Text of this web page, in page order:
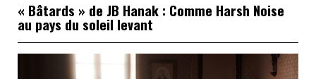
« Bâtards » de JB Hanak : Comme Harsh Noise
au pays du soleil levant